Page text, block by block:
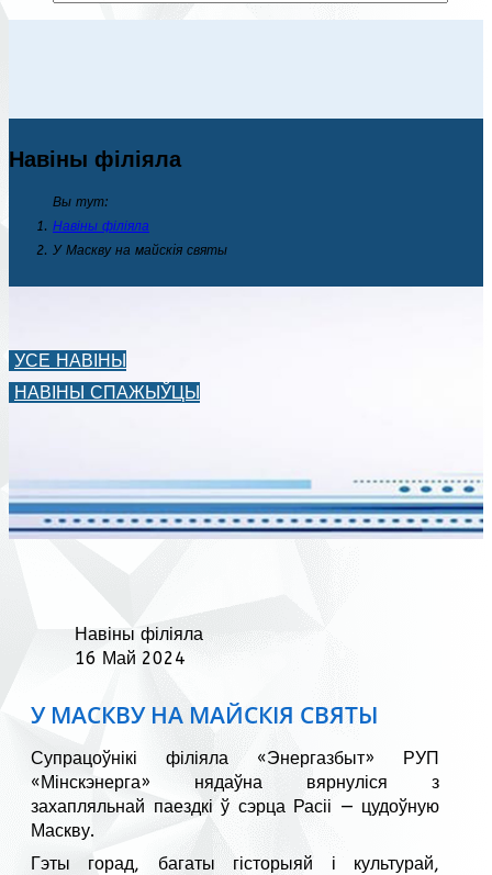
Навіны філіяла
Вы тут:
Навіны філіяла
У Маскву на майскiя святы
УСЕ НАВІНЫ
НАВІНЫ СПАЖЫЎЦЫ
Навіны філіяла
16 Май 2024
У МАСКВУ НА МАЙСКIЯ СВЯТЫ
Супрацоўнікі філіяла «Энергазбыт» РУП
«Мінскэнерга» нядаўна вярнуліся з
захапляльнай паездкі ў сэрца Расіі — цудоўную
Маскву.
Гэты горад, багаты гісторыяй і культурай,